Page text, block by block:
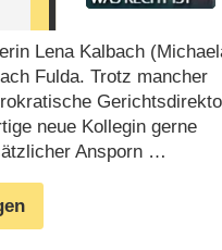
Lena Kalbach
Fulda. Trotz mancher
neue Kollegin gerne
Ansporn …